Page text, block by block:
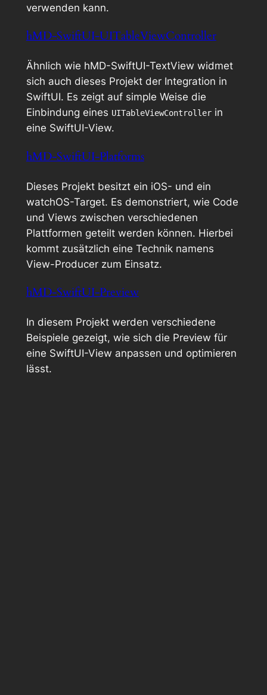
verwenden kann.
hMD-SwiftUI-UITableViewController
Ähnlich wie hMD-SwiftUI-TextView widmet
sich auch dieses Projekt der Integration in
SwiftUI. Es zeigt auf simple Weise die
Einbindung eines UITableViewControllerin
eine SwiftUI-View.
hMD-SwiftUI-Platforms
Dieses Projekt besitzt ein iOS- und ein
watchOS-Target. Es demonstriert, wie Code
und Views zwischen verschiedenen
Plattformen geteilt werden können. Hierbei
kommt zusätzlich eine Technik namens
View-Producerzum Einsatz.
hMD-SwiftUI-Preview
In diesem Projekt werden verschiedene
Beispiele gezeigt, wie sich die Preview für
eine SwiftUI-View anpassen und optimieren
lässt.